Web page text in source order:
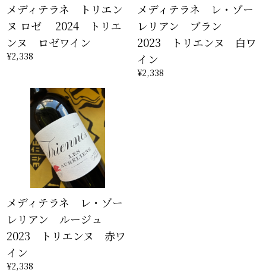
メディテラネ トリエン
ヌ ロゼ 2024 トリエ
ンヌ ロゼワイン
¥2,338
メディテラネ レ・ゾー
レリアン ブラン
2023 トリエンヌ 白ワ
イン
¥2,338
メディテラネ レ・ゾー
レリアン ルージュ
2023 トリエンヌ 赤ワ
イン
¥2,338